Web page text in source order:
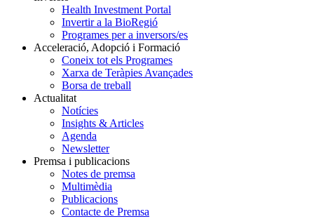
Health Investment Portal
Invertir a la BioRegió
Programes per a inversors/es
Acceleració, Adopció i Formació
Coneix tot els Programes
Xarxa de Teràpies Avançades
Borsa de treball
Actualitat
Notícies
Insights & Articles
Agenda
Newsletter
Premsa i publicacions
Notes de premsa
Multimèdia
Publicacions
Contacte de Premsa